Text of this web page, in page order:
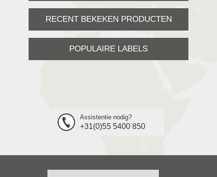
RECENT BEKEKEN PRODUCTEN
POPULAIRE LABELS
Assistentie nodig?
+31(0)55 5400 850